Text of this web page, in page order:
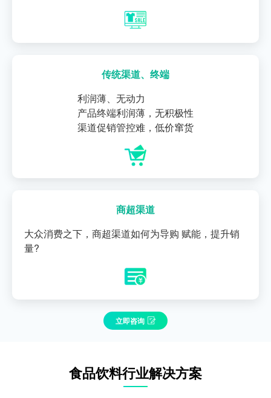
传统渠道、终端
利润薄、无动力
产品终端利润薄，无积极性
渠道促销管控难，低价窜货
商超渠道
大众消费之下，商超渠道如何为导购 赋能，提升销
量?
立即咨询
食品饮料行业解决方案